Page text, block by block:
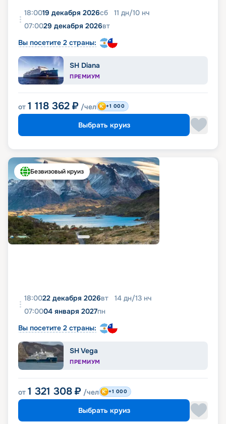
18:0019 декабря 2026сб 11 дн/10 нч
07:0029 декабря 2026вт
Вы посетите 2 страны:
SH Diana
ПРЕМИУМ
от 1 118 362 ₽ /чел +1 000
Выбрать круиз
Безвизовый круиз
18:0022 декабря 2026вт 14 дн/13 нч
07:0004 января 2027пн
Вы посетите 2 страны:
SH Vega
ПРЕМИУМ
от 1 321 308 ₽ /чел +1 000
Выбрать круиз